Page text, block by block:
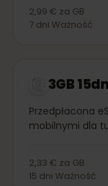
2,99 € za GB
7 dni Ważność
3GB
Przedpłacona
mobilnymi dla
2,33 € za GB
15 dni Ważność